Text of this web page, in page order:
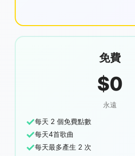
免費
$0
永遠
✓每天 2 個免費點數
✓每天4首歌曲
✓每天最多產生 2 次